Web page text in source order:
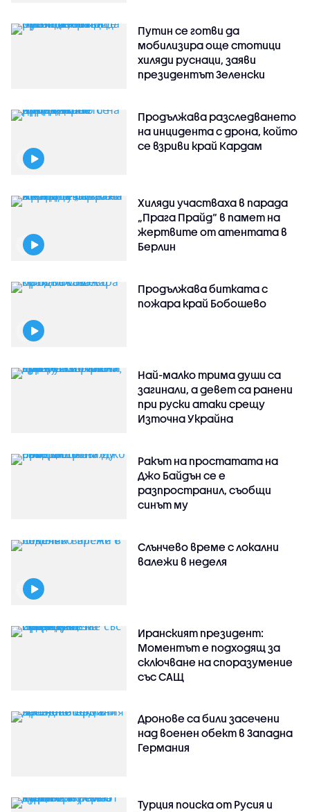
Путин се готви да
мобилизира още стотици
хиляди руснаци, заяви
президентът Зеленски
Продължава разследването
на инцидента с дрона, който
се взриви край Кардам
Хиляди участваха в парада
„Прага Прайд“ в памет на
жертвите от атентата в
Берлин
Продължава битката с
пожара край Бобошево
Най-малко трима души са
загинали, а девет са ранени
при руски атаки срещу
Източна Украйна
Ракът на простатата на
Джо Байдън се е
разпространил, съобщи
синът му
Слънчево време с локални
валежи в неделя
Иранският президент:
Моментът е подходящ за
сключване на споразумение
със САЩ
Дронове са били засечени
над военен обект в Западна
Германия
Турция поиска от Русия и